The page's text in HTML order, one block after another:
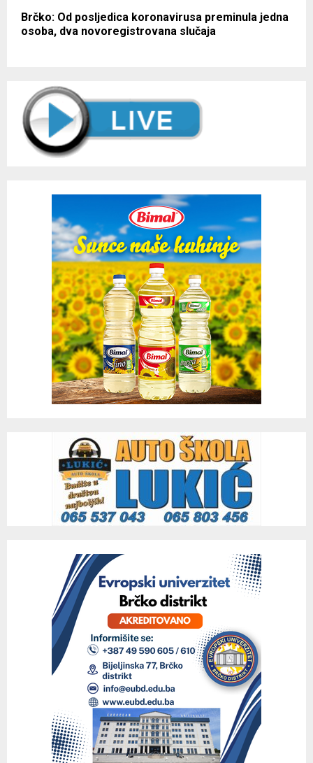
Brčko: Od posljedica koronavirusa preminula jedna
osoba, dva novoregistrovana slučaja